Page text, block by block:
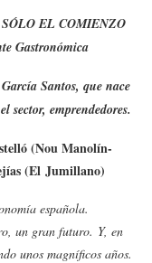
EL COMIENZO
Gastronómica
Santos, que nace
sector, emprendedores.
(Nou Manolín-
(El Jumillano)
española.
un gran futuro. Y, en
unos magníficos años.